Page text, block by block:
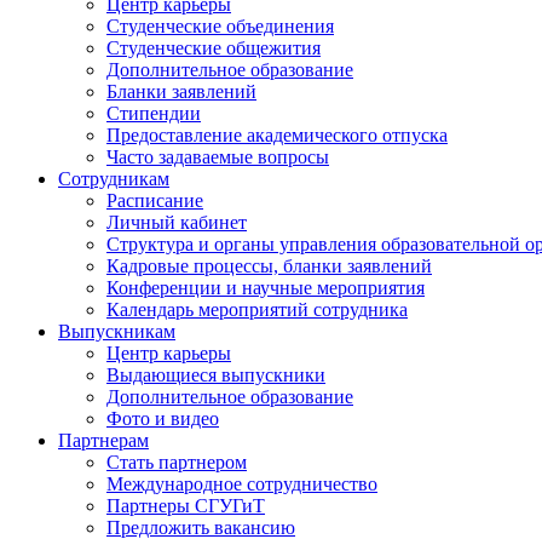
Центр карьеры
Студенческие объединения
Студенческие общежития
Дополнительное образование
Бланки заявлений
Стипендии
Предоставление академического отпуска
Часто задаваемые вопросы
Сотрудникам
Расписание
Личный кабинет
Структура и органы управления образовательной
Кадровые процессы, бланки заявлений
Конференции и научные мероприятия
Календарь мероприятий сотрудника
Выпускникам
Центр карьеры
Выдающиеся выпускники
Дополнительное образование
Фото и видео
Партнерам
Стать партнером
Международное сотрудничество
Партнеры СГУГиТ
Предложить вакансию